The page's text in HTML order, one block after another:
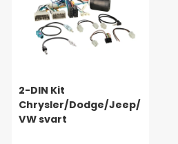
2-DIN Kit
Chrysler/Dodge/Jeep/
VW svart